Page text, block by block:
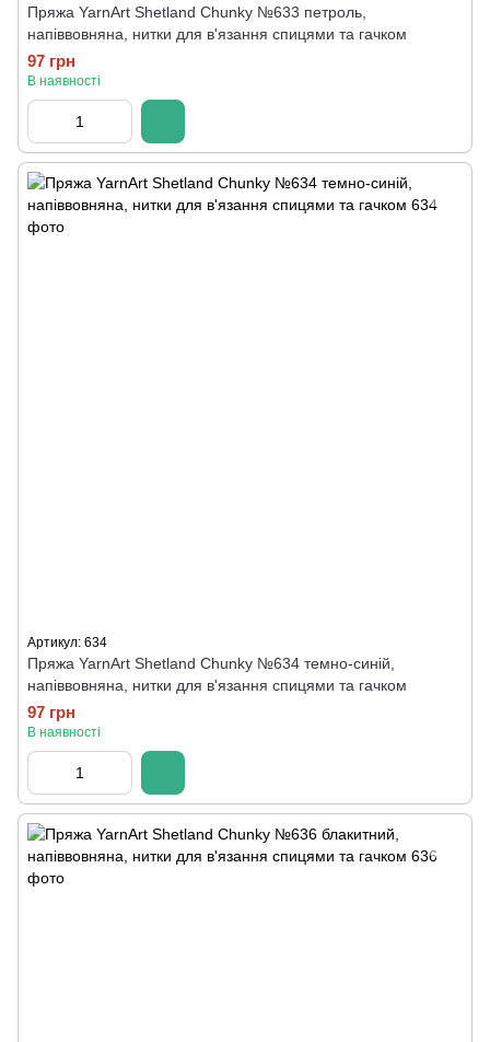
Пряжа YarnArt Shetland Chunky №633 петроль,
напіввовняна, нитки для в'язання спицями та гачком
97 грн
В наявності
Артикул: 634
Пряжа YarnArt Shetland Chunky №634 темно-синій,
напіввовняна, нитки для в'язання спицями та гачком
97 грн
В наявності